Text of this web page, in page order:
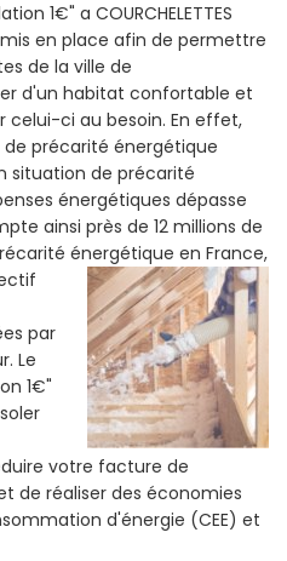
1€" a COURCHELETTES
en place afin de permettre
de la ville de
d'un habitat confortable et
celui-ci au besoin. En effet,
précarité énergétique
situation de précarité
énergétiques dépasse
ainsi près de 12 millions de
énergétique en France,
par
Le
1€"
votre facture de
de réaliser des économies
d'énergie (CEE) et